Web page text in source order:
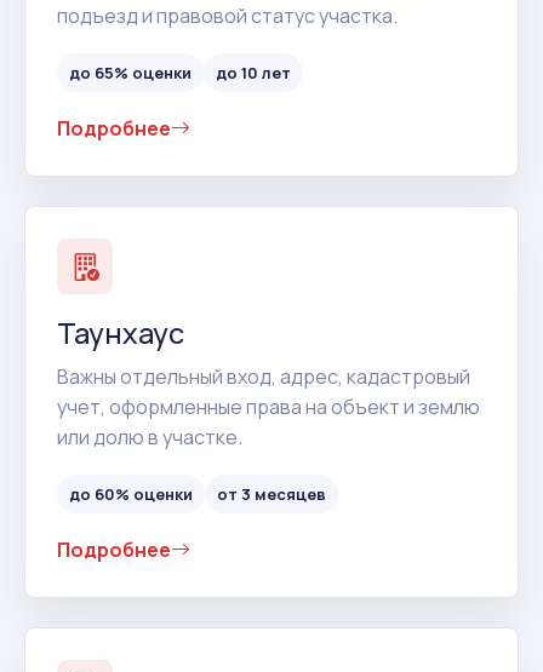
подъезд и правовой статус участка.
до 65% оценки до 10 лет
Подробнее
Таунхаус
Важны отдельный вход, адрес, кадастровый
учет, оформленные права на объект и землю
или долю в участке.
до 60% оценки от 3 месяцев
Подробнее